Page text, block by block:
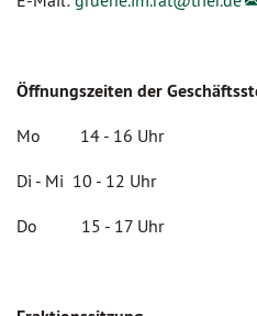
Öffnungszeiten der
Mo 14 - 16 Uhr
Di - Mi 10 - 12 Uhr
Do 15 - 17 Uhr